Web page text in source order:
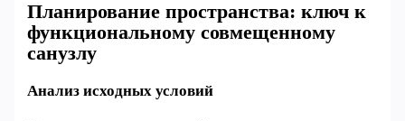
Планирование пространства: ключ к
функциональному совмещенному
санузлу
Анализ исходных условий